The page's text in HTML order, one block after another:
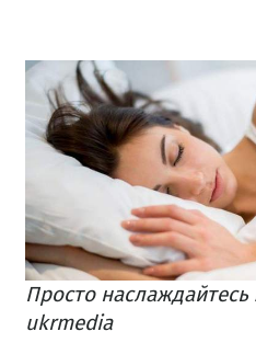
Просто
ukrmedia